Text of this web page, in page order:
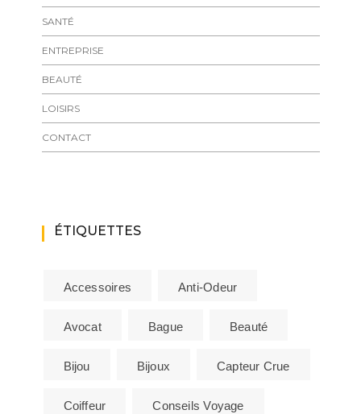
SANTÉ
ENTREPRISE
BEAUTÉ
LOISIRS
CONTACT
ÉTIQUETTES
Accessoires Anti-Odeur
Avocat Bague Beauté
Bijou Bijoux Capteur Crue
Coiffeur Conseils Voyage